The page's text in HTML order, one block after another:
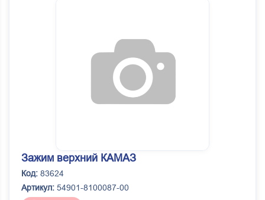
Зажим верхний КАМАЗ
Код: 83624
Артикул: 54901-8100087-00